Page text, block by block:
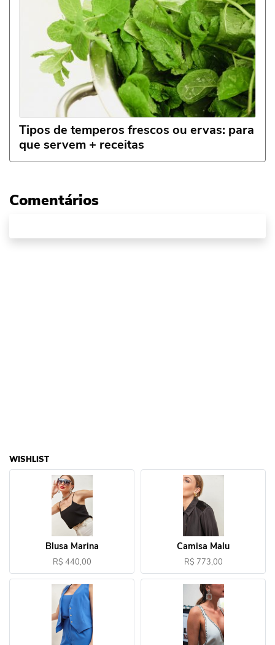
Tipos de temperos frescos ou ervas: para
que servem + receitas
Comentários
WISHLIST
Blusa Marina
R$ 440,00
Camisa Malu
R$ 773,00